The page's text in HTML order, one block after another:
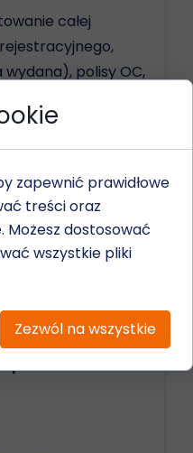
całej
wydana), polisy OC,
o kilka procent.
pod zastaw
zapewnić prawidłowe
treści oraz
Możesz dostosować
wszystkie pliki
Zezwól na wszystkie